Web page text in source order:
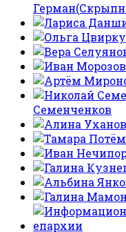
Семенченков